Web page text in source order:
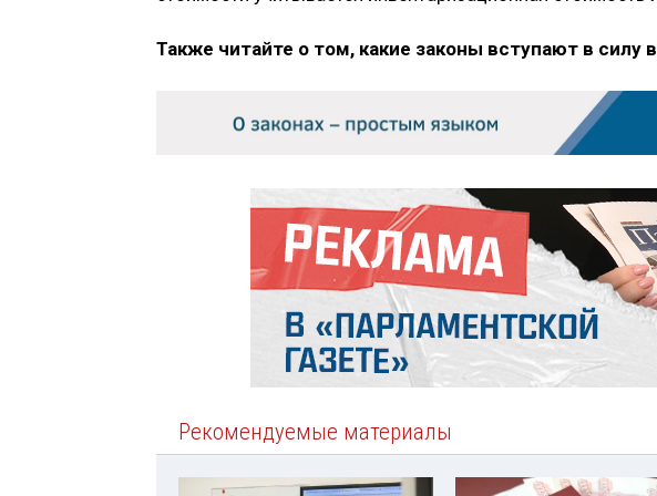
Также читайте о том, какие законы вступают в силу в
Рекомендуемые материалы